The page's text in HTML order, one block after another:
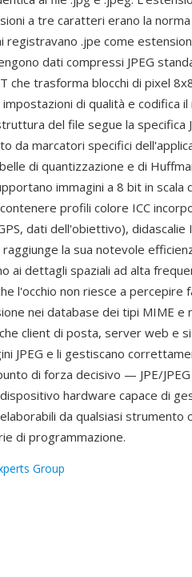
a tre caratteri erano la norma
registravano .jpe come
dati compressi JPEG
che trasforma blocchi di pixel
di qualità e codifica
del file segue la specifica
da marcatori specifici
di quantizzazione e di
immagini a 8 bit in scala
profili colore ICC
dati dell'obiettivo), didascalie
raggiunge la sua notevole
ai dettagli spaziali ad alta
l'occhio non riesce a percepire
nei database dei tipi MIME e
client di posta, server web e
JPEG e li gestiscano
di forza decisivo — JPE/
hardware capace di
da qualsiasi strumento
di programmazione.
Group